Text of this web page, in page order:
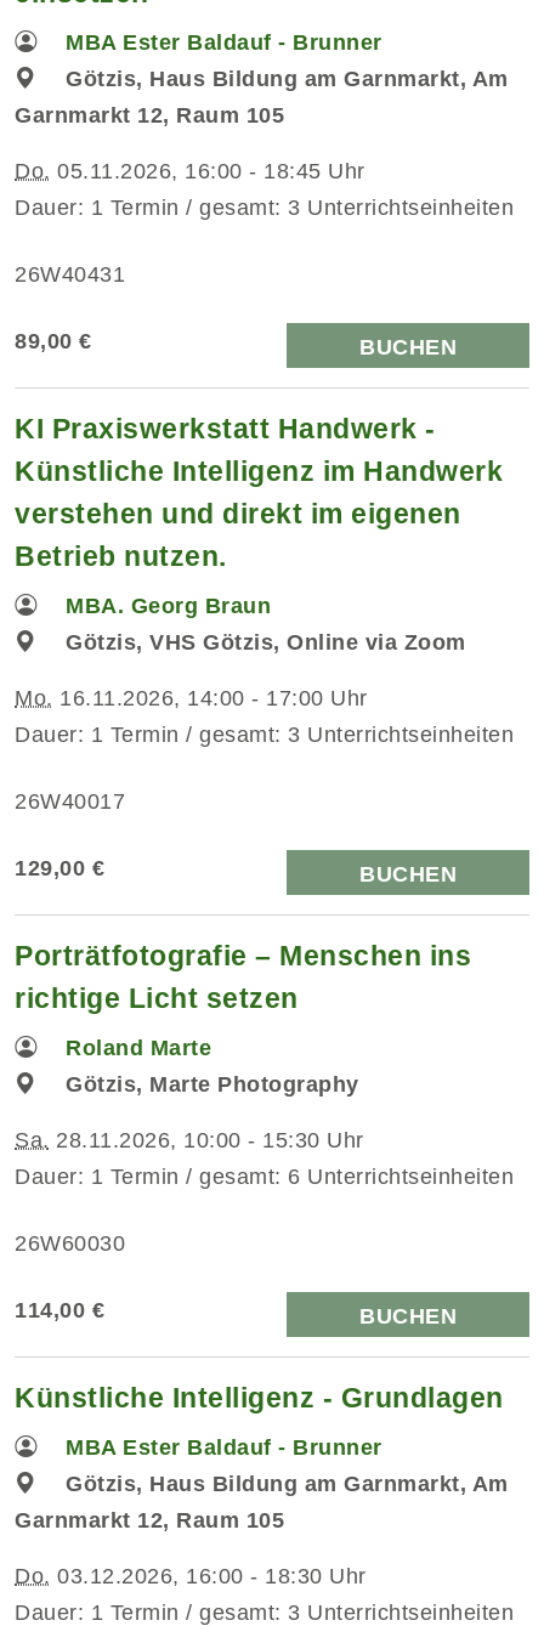
MBA Ester Baldauf - Brunner
Götzis, Haus Bildung am Garnmarkt, Am
Garnmarkt 12, Raum 105
Do. 05.11.2026, 16:00 - 18:45 Uhr
Dauer: 1 Termin / gesamt: 3 Unterrichtseinheiten
26W40431
89,00 € BUCHEN
KI Praxiswerkstatt Handwerk -
Künstliche Intelligenz im Handwerk
verstehen und direkt im eigenen
Betrieb nutzen.
MBA. Georg Braun
Götzis, VHS Götzis, Online via Zoom
Mo. 16.11.2026, 14:00 - 17:00 Uhr
Dauer: 1 Termin / gesamt: 3 Unterrichtseinheiten
26W40017
129,00 € BUCHEN
Porträtfotografie – Menschen ins
richtige Licht setzen
Roland Marte
Götzis, Marte Photography
Sa. 28.11.2026, 10:00 - 15:30 Uhr
Dauer: 1 Termin / gesamt: 6 Unterrichtseinheiten
26W60030
114,00 € BUCHEN
Künstliche Intelligenz - Grundlagen
MBA Ester Baldauf - Brunner
Götzis, Haus Bildung am Garnmarkt, Am
Garnmarkt 12, Raum 105
Do. 03.12.2026, 16:00 - 18:30 Uhr
Dauer: 1 Termin / gesamt: 3 Unterrichtseinheiten